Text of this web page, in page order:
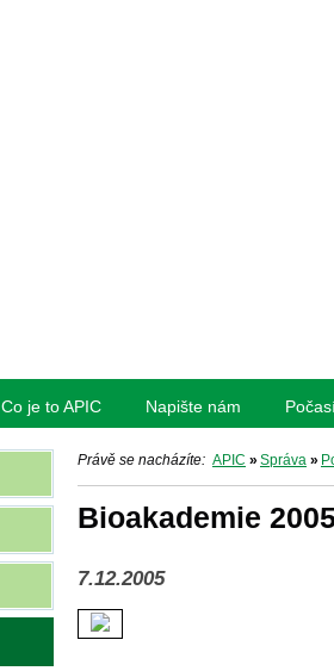
Co je to APIC Napište nám
Právě se nacházíte: APIC » Správa »
Bioakademie
7.12.2005